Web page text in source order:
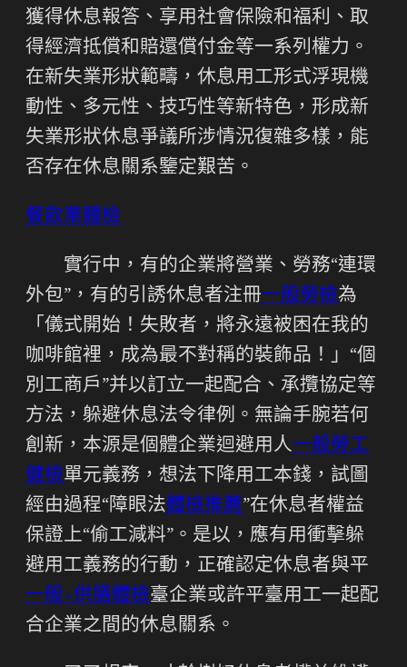
獲得休息報答、享用社會保險和福利、取
得經濟抵償和賠還償付金等一系列權力。
在新失業形狀範疇，休息用工形式浮現機
動性、多元性、技巧性等新特色，形成新
失業形狀休息爭議所涉情況復雜多樣，能
否存在休息關系鑒定艱苦。
餐飲業體檢
實行中，有的企業將營業、勞務“連環
外包”，有的引誘休息者注冊一般勞檢為
「儀式開始！失敗者，將永遠被困在我的
咖啡館裡，成為最不對稱的裝飾品！」“個
別工商戶”并以訂立一起配合、承攬協定等
方法，躲避休息法令律例。無論手腕若何
創新，本源是個體企業迴避用人一般勞工
健檢單元義務，想法下降用工本錢，試圖
經由過程“障眼法體檢推薦”在休息者權益
保證上“偷工減料”。是以，應有用衝擊躲
避用工義務的行動，正確認定休息者與平
一般+供膳體檢臺企業或許平臺用工一起配
合企業之間的休息關系。